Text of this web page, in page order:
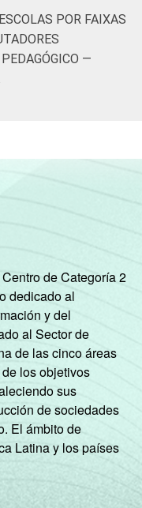
POR FAIXAS
—
de Categoría 2
dedicado al
y del
al Sector de
de las cinco áreas
los objetivos
sus
de sociedades
El ámbito de
Latina y los países